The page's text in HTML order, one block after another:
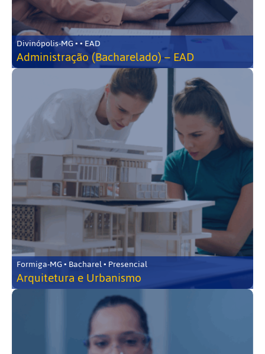
Divinópolis-MG • • EAD
Administração (Bacharelado) – EAD
Formiga-MG • Bacharel • Presencial
Arquitetura e Urbanismo